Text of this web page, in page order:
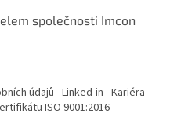
společnosti Imcon
údajů Linked-in Kariéra
ISO 9001:2016